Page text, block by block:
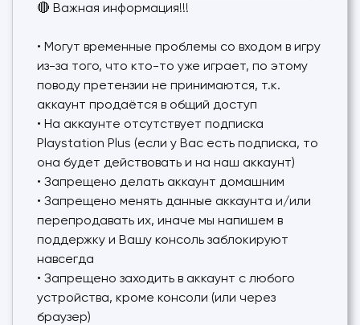
🔴 Важная информация!!!
• Могут временные проблемы со входом в игру
из-за того, что кто-то уже играет, по этому
поводу претензии не принимаются, т.к.
аккаунт продаётся в общий доступ
• На аккаунте отсутствует подписка
Playstation Plus (если у Вас есть подписка, то
она будет действовать и на наш аккаунт)
• Запрещено делать аккаунт домашним
• Запрещено менять данные аккаунта и/или
перепродавать их, иначе мы напишем в
поддержку и Вашу консоль заблокируют
навсегда
• Запрещено заходить в аккаунт с любого
устройства, кроме консоли (или через
браузер)